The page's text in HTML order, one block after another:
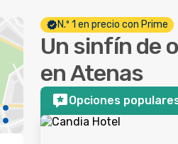
N.º 1 en precio con Prime
Un sinfín de
en Atenas
Opciones